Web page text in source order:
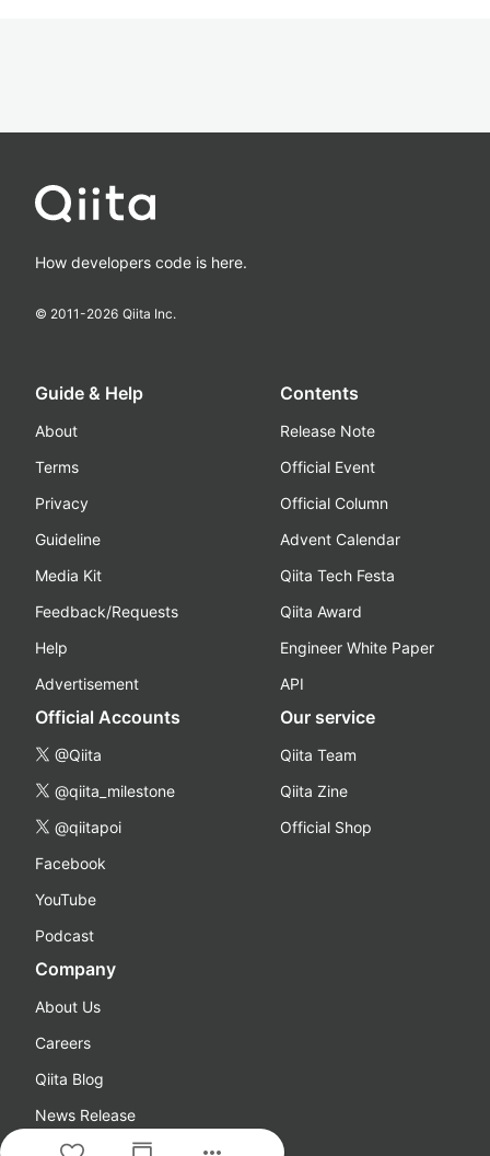
How developers code is here.
© 2011-2026 Qiita Inc.
Guide & Help
About
Terms
Privacy
Guideline
Media Kit
Feedback/Requests
Help
Advertisement
Contents
Release Note
Official Event
Official Column
Advent Calendar
Qiita Tech Festa
Qiita Award
Engineer White Paper
API
Official Accounts
@Qiita
@qiita_milestone
@qiitapoi
Facebook
YouTube
Podcast
Our service
Qiita Team
Qiita Zine
Official Shop
Company
About Us
Careers
Qiita Blog
News Release